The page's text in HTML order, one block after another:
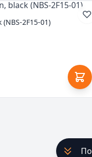
2F15-01)